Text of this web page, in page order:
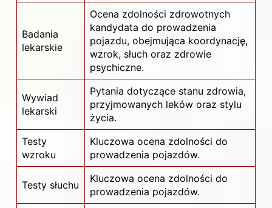
Badania
lekarskie
Ocena zdolności zdrowotnych
kandydata do prowadzenia
pojazdu, obejmująca koordynację,
wzrok, słuch oraz zdrowie
psychiczne.
Wywiad
lekarski
Pytania dotyczące stanu zdrowia,
przyjmowanych leków oraz stylu
życia.
Testy
wzroku
Kluczowa ocena zdolności do
prowadzenia pojazdów.
Testy słuchu
Kluczowa ocena zdolności do
prowadzenia pojazdów.